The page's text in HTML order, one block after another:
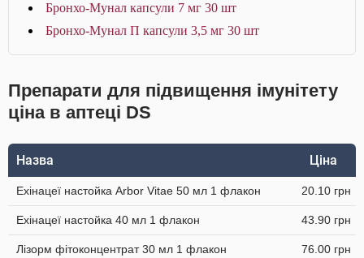
Бронхо-Мунал капсули 7 мг 30 шт
Бронхо-Мунал П капсули 3,5 мг 30 шт
Препарати для підвищення імунітету
ціна в аптеці DS
Назва Ціна
Ехінацеї настойка Arbor Vitae 50 мл 1 флакон 20.10 грн
Ехінацеї настойка 40 мл 1 флакон 43.90 грн
Лізорм фітоконцентрат 30 мл 1 флакон 76.00 грн